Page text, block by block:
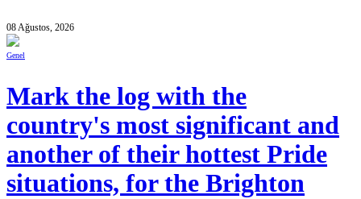
08 Ağustos, 2026
Genel
Mark the log with the
country's most significant and
another of their hottest Pride
situations, for the Brighton